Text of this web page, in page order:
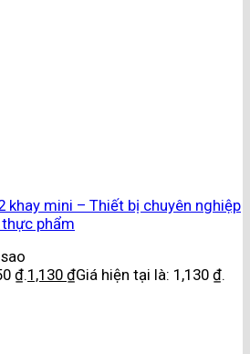
khay mini – Thiết bị chuyên nghiệp
phẩm
₫.1,130 ₫Giá hiện tại là: 1,130 ₫.